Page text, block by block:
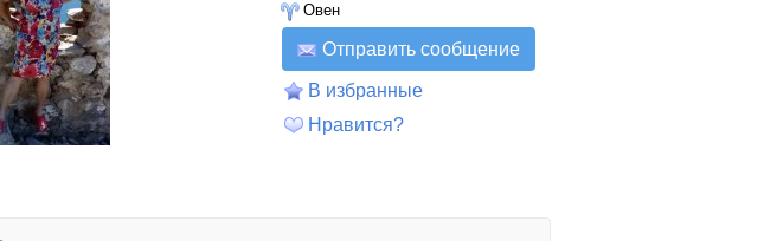
Овен
Отправить сообщение
В избранные
Нравится?